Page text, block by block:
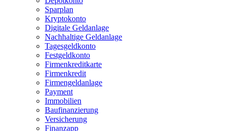
Sparplan
Kryptokonto
Digitale Geldanlage
Nachhaltige Geldanlage
Tagesgeldkonto
Festgeldkonto
Firmenkreditkarte
Firmenkredit
Firmengeldanlage
Payment
Immobilien
Baufinanzierung
Versicherung
Finanzapp